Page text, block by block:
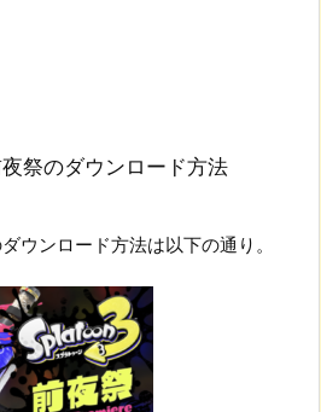
祭のダウンロード方法
ウンロード方法は以下の通り。